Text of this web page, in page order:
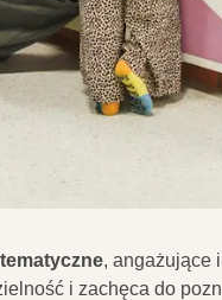
, angażujące
i zachęca do